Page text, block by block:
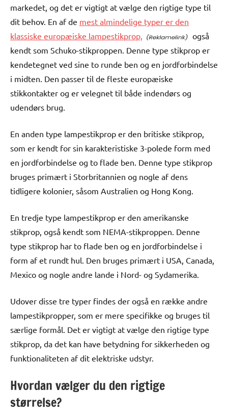
markedet, og det er vigtigt at vælge den rigtige type til
dit behov. En af de mest almindelige typer er den
klassiske europæiske lampestikprop,
også
kendt som Schuko-stikproppen. Denne type stikprop er
kendetegnet ved sine to runde ben og en jordforbindelse
i midten. Den passer til de fleste europæiske
stikkontakter og er velegnet til både indendørs og
udendørs brug.
En anden type lampestikprop er den britiske stikprop,
som er kendt for sin karakteristiske 3-polede form med
en jordforbindelse og to flade ben. Denne type stikprop
bruges primært i Storbritannien og nogle af dens
tidligere kolonier, såsom Australien og Hong Kong.
En tredje type lampestikprop er den amerikanske
stikprop, også kendt som NEMA-stikproppen. Denne
type stikprop har to flade ben og en jordforbindelse i
form af et rundt hul. Den bruges primært i USA, Canada,
Mexico og nogle andre lande i Nord- og Sydamerika.
Udover disse tre typer findes der også en række andre
lampestikpropper, som er mere specifikke og bruges til
særlige formål. Det er vigtigt at vælge den rigtige type
stikprop, da det kan have betydning for sikkerheden og
funktionaliteten af dit elektriske udstyr.
Hvordan vælger du den rigtige
størrelse?